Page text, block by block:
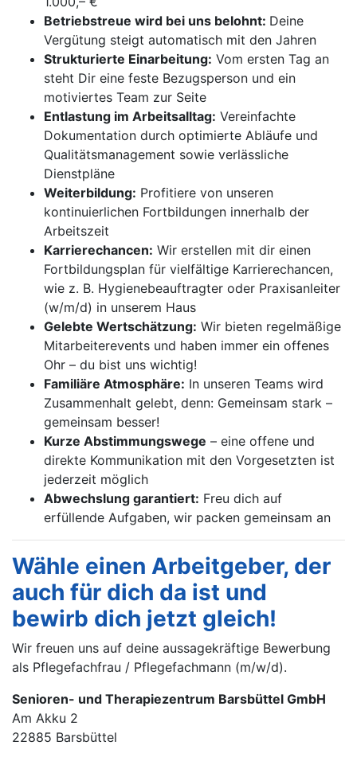
Betriebstreue wird bei uns belohnt: Deine
Vergütung steigt automatisch mit den Jahren
Strukturierte Einarbeitung: Vom ersten Tag an
steht Dir eine feste Bezugsperson und ein
motiviertes Team zur Seite
Entlastung im Arbeitsalltag: Vereinfachte
Dokumentation durch optimierte Abläufe und
Qualitätsmanagement sowie verlässliche
Dienstpläne
Weiterbildung: Profitiere von unseren
kontinuierlichen Fortbildungen innerhalb der
Arbeitszeit
Karrierechancen: Wir erstellen mit dir einen
Fortbildungsplan für vielfältige Karrierechancen,
wie z. B. Hygienebeauftragter oder Praxisanleiter
(w/m/d) in unserem Haus
Gelebte Wertschätzung: Wir bieten regelmäßige
Mitarbeiterevents und haben immer ein offenes
Ohr – du bist uns wichtig!
Familiäre Atmosphäre: In unseren Teams wird
Zusammenhalt gelebt, denn: Gemeinsam stark –
gemeinsam besser!
Kurze Abstimmungswege – eine offene und
direkte Kommunikation mit den Vorgesetzten ist
jederzeit möglich
Abwechslung garantiert: Freu dich auf
erfüllende Aufgaben, wir packen gemeinsam an
Wähle einen Arbeitgeber, der
auch für dich da ist und
bewirb dich jetzt gleich!
Wir freuen uns auf deine aussagekräftige Bewerbung
als Pflegefachfrau / Pflegefachmann (m/w/d).
Senioren- und Therapiezentrum Barsbüttel GmbH
Am Akku 2
22885 Barsbüttel